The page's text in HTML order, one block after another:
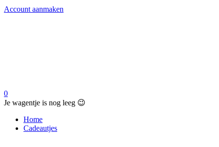
Account aanmaken
0
Je wagentje is nog leeg 😉
Home
Cadeautjes